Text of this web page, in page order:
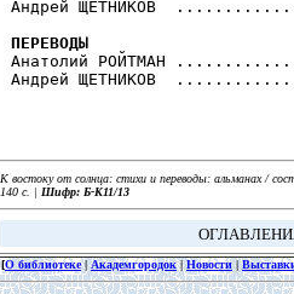
Андрей ЩЕТНИКОВ
ПЕРЕВОДЫ
Анатолий РОЙТМАН
К востоку от солнца: стихи и переводы: альманах /
140 с. | Шифр: Б-К11/13
[О библиотеке|Академгородок|Новости|